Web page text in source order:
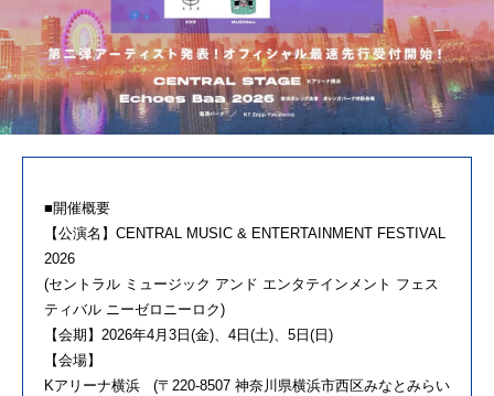
■開催概要
【公演名】CENTRAL MUSIC & ENTERTAINMENT FESTIVAL
2026
(セントラル ミュージック アンド エンタテインメント フェス
ティバル ニーゼロニーロク)
【会期】2026年4月3日(金)、4日(土)、5日(日)
【会場】
Kアリーナ横浜 (〒220-8507 神奈川県横浜市西区みなとみらい